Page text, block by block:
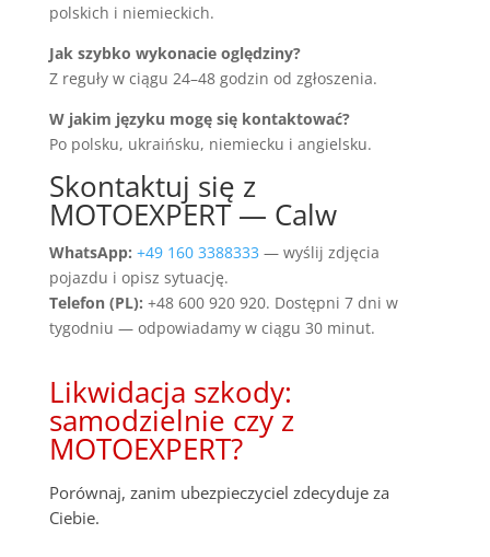
polskich i niemieckich.
Jak szybko wykonacie oględziny?
Z reguły w ciągu 24–48 godzin od zgłoszenia.
W jakim języku mogę się kontaktować?
Po polsku, ukraińsku, niemiecku i angielsku.
Skontaktuj się z
MOTOEXPERT — Calw
WhatsApp: +49 160 3388333 — wyślij zdjęcia
pojazdu i opisz sytuację.
Telefon (PL): +48 600 920 920. Dostępni 7 dni w
tygodniu — odpowiadamy w ciągu 30 minut.
Likwidacja szkody:
samodzielnie czy z
MOTOEXPERT?
Porównaj, zanim ubezpieczyciel zdecyduje za
Ciebie.